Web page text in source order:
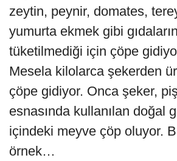
zeytin, peynir, domates,
yumurta ekmek gibi
tüketilmediği için çöpe
Mesela kilolarca şekerden
çöpe gidiyor. Onca şeker,
esnasında kullanılan doğal
içindeki meyve çöp oluyor.
örnek…